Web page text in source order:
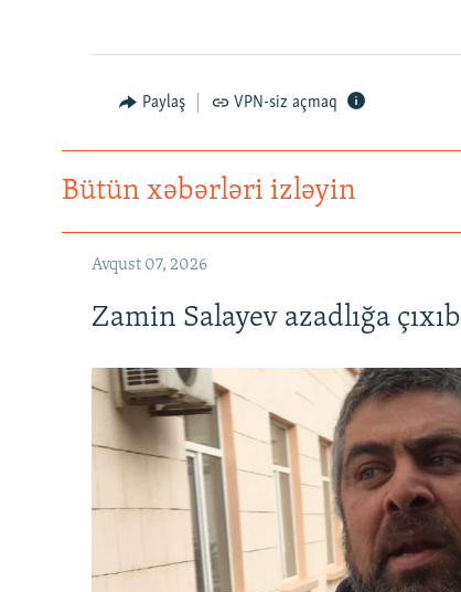
Paylaş VPN-siz açmaq
Bütün xəbərləri izləyin
Avqust 07, 2026
Zamin Salayev azadlığa çıxıb